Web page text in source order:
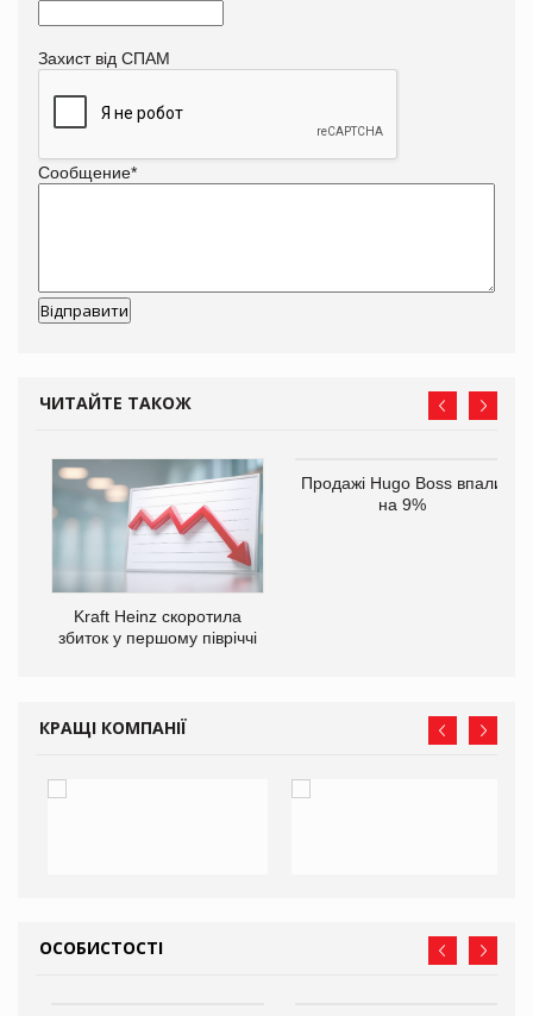
Захист від СПАМ
Сообщение*
ЧИТАЙТЕ ТАКОЖ
Kraft Heinz скоротила
збиток у першому півріччі
Продажі Hugo Boss впали
на 9%
КРАЩІ КОМПАНІЇ
ОСОБИСТОСТІ